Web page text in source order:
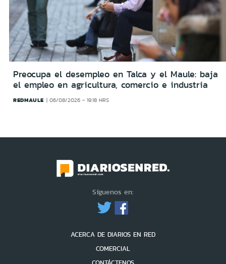
Preocupa el desempleo en Talca y el Maule: baja
el empleo en agricultura, comercio e industria
REDMAULE 06/08/2026 - 19:18 HRS
Síguenos en:
ACERCA DE DIARIOS EN RED
COMERCIAL